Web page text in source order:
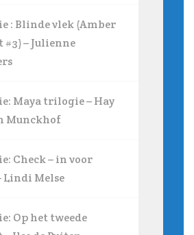
: Blinde vlek (Amber
– Julienne
Maya trilogie – Hay
Munckhof
Check – in voor
Lindi Melse
Op het tweede